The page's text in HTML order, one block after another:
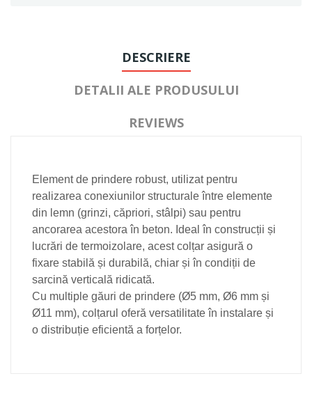
DESCRIERE
DETALII ALE PRODUSULUI
REVIEWS
Element de prindere robust, utilizat pentru
realizarea conexiunilor structurale între elemente
din lemn (grinzi, căpriori, stâlpi) sau pentru
ancorarea acestora în beton. Ideal în construcții și
lucrări de termoizolare, acest colțar asigură o
fixare stabilă și durabilă, chiar și în condiții de
sarcină verticală ridicată.
Cu multiple găuri de prindere (Ø5 mm, Ø6 mm și
Ø11 mm), colțarul oferă versatilitate în instalare și
o distribuție eficientă a forțelor.